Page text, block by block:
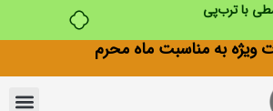
با ترب‌پی
ویژه به مناسبت ماه محرم